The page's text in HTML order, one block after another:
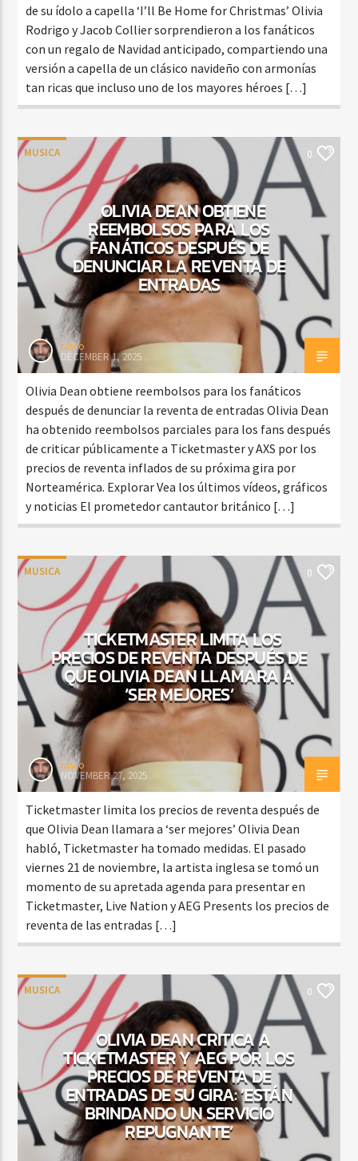
de su ídolo a capella ‘I’ll Be Home for Christmas’ Olivia
Rodrigo y Jacob Collier sorprendieron a los fanáticos
con un regalo de Navidad anticipado, compartiendo una
versión a capella de un clásico navideño con armonías
tan ricas que incluso uno de los mayores héroes […]
MUSICA 0
OLIVIA DEAN OBTIENE
REEMBOLSOS PARA LOS
FANÁTICOS DESPUÉS DE
DENUNCIAR LA REVENTA DE
ENTRADAS
rasco
DECEMBER 1, 2025
Olivia Dean obtiene reembolsos para los fanáticos
después de denunciar la reventa de entradas Olivia Dean
ha obtenido reembolsos parciales para los fans después
de criticar públicamente a Ticketmaster y AXS por los
precios de reventa inflados de su próxima gira por
Norteamérica. Explorar Vea los últimos vídeos, gráficos
y noticias El prometedor cantautor británico […]
MUSICA 0
TICKETMASTER LIMITA LOS
PRECIOS DE REVENTA DESPUÉS DE
QUE OLIVIA DEAN LLAMARA A
‘SER MEJORES’
rasco
NOVEMBER 27, 2025
Ticketmaster limita los precios de reventa después de
que Olivia Dean llamara a ‘ser mejores’ Olivia Dean
habló, Ticketmaster ha tomado medidas. El pasado
viernes 21 de noviembre, la artista inglesa se tomó un
momento de su apretada agenda para presentar en
Ticketmaster, Live Nation y AEG Presents los precios de
reventa de las entradas […]
MUSICA 0
OLIVIA DEAN CRITICA A
TICKETMASTER Y AEG POR LOS
PRECIOS DE REVENTA DE
ENTRADAS DE SU GIRA: ‘ESTÁN
BRINDANDO UN SERVICIO
REPUGNANTE’